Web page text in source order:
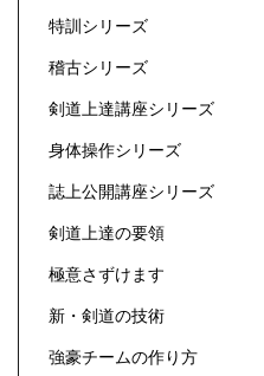
特訓シリーズ
稽古シリーズ
剣道上達講座シリーズ
身体操作シリーズ
誌上公開講座シリーズ
剣道上達の要領
極意さずけます
新・剣道の技術
強豪チームの作り方